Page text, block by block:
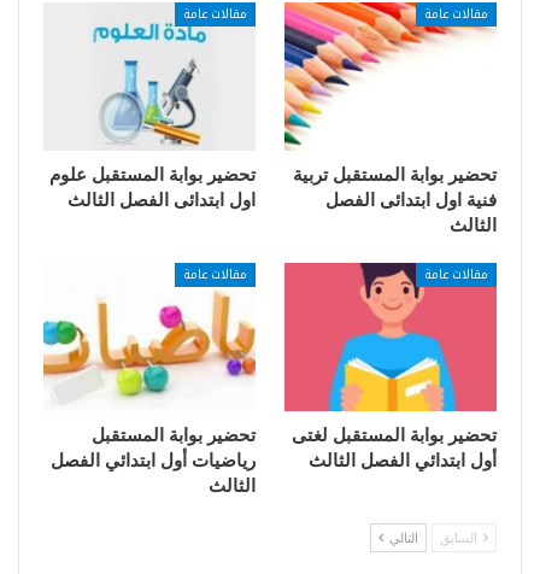
مقالات عامة
تحضير بوابة المستقبل تربية
فنية اول ابتدائى الفصل
الثالث
مقالات عامة
تحضير بوابة المستقبل علوم
اول ابتدائى الفصل الثالث
مقالات عامة
تحضير بوابة المستقبل لغتى
أول ابتدائي الفصل الثالث
مقالات عامة
تحضير بوابة المستقبل
رياضيات أول ابتدائي الفصل
الثالث
السابق التالي